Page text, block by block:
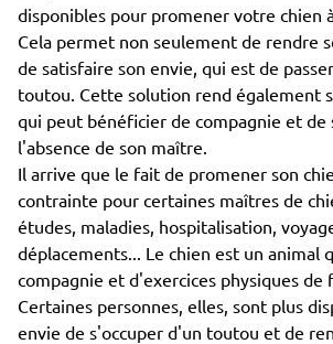
disponibles pour promener votre chien
Cela permet non seulement de rendre
de satisfaire son envie, qui est de
toutou. Cette solution rend également
qui peut bénéficier de compagnie et de
l'absence de son maître.
Il arrive que le fait de promener son
contrainte pour certaines maîtres de
études, maladies, hospitalisation,
déplacements... Le chien est un animal
compagnie et d'exercices physiques de
Certaines personnes, elles, sont plus
envie de s'occuper d'un toutou et de